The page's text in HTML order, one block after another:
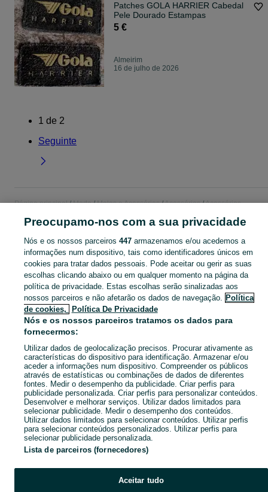
Patches GOLA HARRIER Cabedal
Pele Dourado Estampas
5 €
Almeirim
16 de julho de 2026
1 de 2
Seguinte
Página principal Moda Malas e Acessórios Acessórios Acessórios -
CATEGORIA
Navegue pelos últimos anúncios de Acessórios em Almeirim no OLX Portugal. Compre e venda produtos locais com facilidade e segurança. Mostrar
Mapa do site
Mapa das freguesias
Mapa de mini-sites
Pesquisas populares
Preocupamo-nos com a sua privacidade
Nós e os nossos parceiros 447armazenamos e/ou acedemos a
informações num dispositivo, tais como identificadores únicos em
cookies para tratar dados pessoais. Pode aceitar ou gerir as suas
escolhas clicando abaixo ou em qualquer momento na página da
política de privacidade. Estas escolhas serão sinalizadas aos
nossos parceiros e não afetarão os dados de navegação. Política
de cookies,
Política De Privacidade
Nós e os nossos parceiros tratamos os dados para
fornecermos:
Utilizar dados de geolocalização precisos. Procurar ativamente as
características do dispositivo para identificação. Armazenar e/ou
aceder a informações num dispositivo. Compreender os públicos
através de estatísticas ou combinações de dados de diferentes
fontes. Medir o desempenho da publicidade. Criar perfis para
publicidade personalizada. Criar perfis para personalizar conteúdos.
Desenvolver e melhorar serviços. Utilizar dados limitados para
selecionar publicidade. Medir o desempenho dos conteúdos.
Utilizar dados limitados para selecionar conteúdos. Utilizar perfis
para selecionar conteúdos personalizados. Utilizar perfis para
selecionar publicidade personalizada.
Lista de parceiros (fornecedores)
Aceitar tudo